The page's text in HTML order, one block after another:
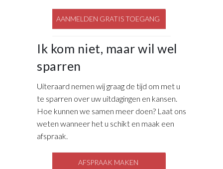
AANMELDEN GRATIS TOEGANG
Ik kom niet, maar wil wel
sparren
Uiteraard nemen wij graag de tijd om met u
te sparren over uw uitdagingen en kansen.
Hoe kunnen we samen meer doen? Laat ons
weten wanneer het u schikt en maak een
afspraak.
AFSPRAAK MAKEN